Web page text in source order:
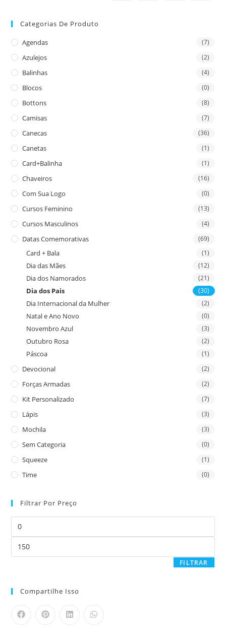
Categorias De Produto
Agendas (7)
Azulejos (2)
Balinhas (4)
Blocos (0)
Bottons (8)
Camisas (7)
Canecas (36)
Canetas (1)
Card+Balinha (1)
Chaveiros (16)
Com Sua Logo (0)
Cursos Feminino (13)
Cursos Masculinos (4)
Datas Comemorativas (69)
Card + Bala (1)
Dia das Mães (12)
Dia dos Namorados (21)
Dia dos Pais (30)
Dia Internacional da Mulher (2)
Natal e Ano Novo (0)
Novembro Azul (3)
Outubro Rosa (2)
Páscoa (1)
Devocional (2)
Forças Armadas (2)
Kit Personalizado (7)
Lápis (3)
Mochila (3)
Sem Categoria (0)
Squeeze (1)
Time (0)
Filtrar Por Preço
FILTRAR
Compartilhe Isso